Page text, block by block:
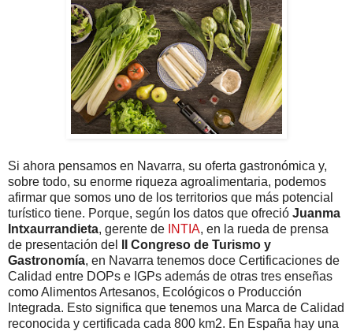
Si ahora pensamos en Navarra, su oferta gastronómica y,
sobre todo, su enorme riqueza agroalimentaria, podemos
afirmar que somos uno de los territorios que más potencial
turístico tiene. Porque, según los datos que ofreció Juanma
Intxaurrandieta, gerente de INTIA, en la rueda de prensa
de presentación del
II Congreso de Turismo y
Gastronomía, en Navarra tenemos doce Certificaciones de
Calidad entre DOPs e IGPs además de otras tres enseñas
como Alimentos Artesanos, Ecológicos o Producción
Integrada. Esto significa que tenemos una Marca de Calidad
reconocida y certificada cada 800 km2. En España hay una